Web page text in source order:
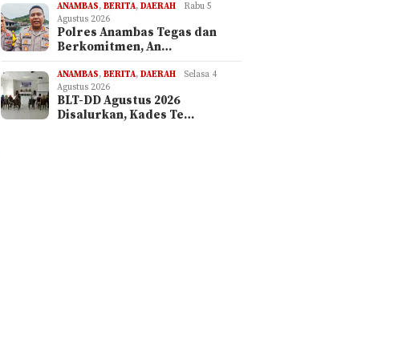
ANAMBAS,BERITA,DAERAH
Rabu 5
Agustus 2026
Polres Anambas Tegas dan
Berkomitmen, An…
ANAMBAS,BERITA,DAERAH
Selasa 4
Agustus 2026
BLT-DD Agustus 2026
Disalurkan, Kades Te…